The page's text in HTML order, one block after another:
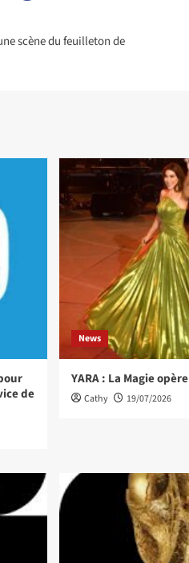
scène du feuilleton de
de
News
YARA : La Magie opère
Cathy 19/07/2026